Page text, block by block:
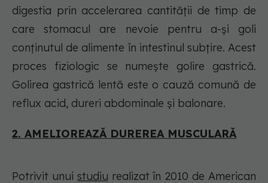
digestia prin accelerarea cantității de timp de
care stomacul are nevoie pentru a-și goli
conținutul de alimente în intestinul subțire. Acest
proces fiziologic se numește golire gastrică.
Golirea gastrică lentă este o cauză comună de
reflux acid, dureri abdominale și balonare.
2. AMELIOREAZĂ DUREREA MUSCULARĂ
Potrivit unui studiu realizat în 2010 de American